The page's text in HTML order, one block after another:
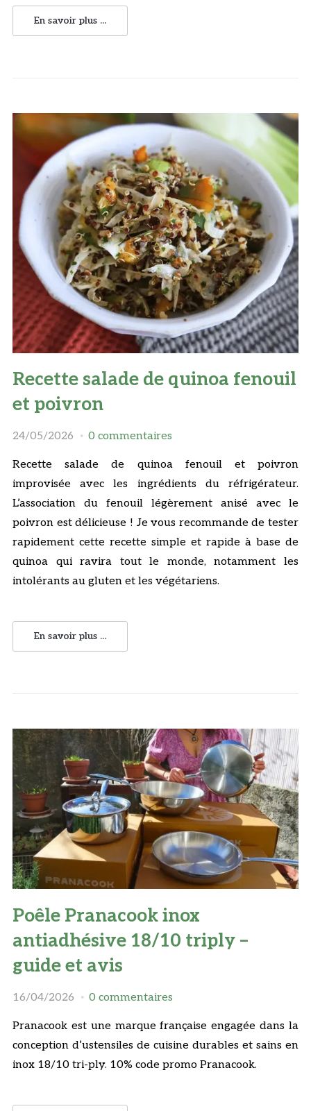
En savoir plus ...
Recette salade de quinoa fenouil
et poivron
24/05/2026 0 commentaires
Recette salade de quinoa fenouil et poivron
improvisée avec les ingrédients du réfrigérateur.
L’association du fenouil légèrement anisé avec le
poivron est délicieuse ! Je vous recommande de tester
rapidement cette recette simple et rapide à base de
quinoa qui ravira tout le monde, notamment les
intolérants au gluten et les végétariens.
En savoir plus ...
Poêle Pranacook inox
antiadhésive 18/10 triply –
guide et avis
16/04/2026 0 commentaires
Pranacook est une marque française engagée dans la
conception d’ustensiles de cuisine durables et sains en
inox 18/10 tri-ply. 10% code promo Pranacook.